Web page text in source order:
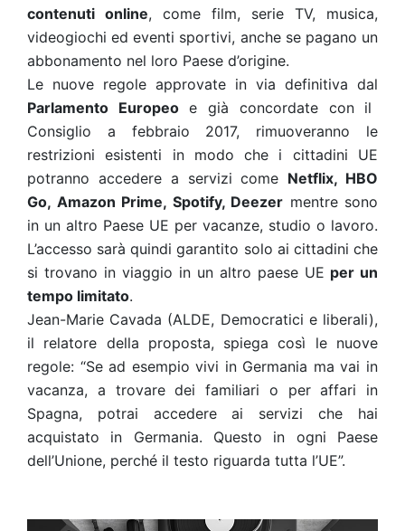
contenuti online, come film, serie TV, musica,
videogiochi ed eventi sportivi, anche se pagano un
abbonamento nel loro Paese d’origine.
Le nuove regole approvate in via definitiva dal
Parlamento Europeoe già concordate con il
Consiglio a febbraio 2017, rimuoveranno le
restrizioni esistenti in modo che i cittadini UE
potranno accedere a servizi come Netflix, HBO
Go, Amazon Prime, Spotify, Deezer mentre sono
in un altro Paese UE per vacanze, studio o lavoro.
L’accesso sarà quindi garantito solo ai cittadini che
si trovano in viaggio in un altro paese UE per un
tempo limitato.
Jean-Marie Cavada (ALDE, Democratici e liberali),
il relatore della proposta, spiega così le nuove
regole: “Se ad esempio vivi in Germania ma vai in
vacanza, a trovare dei familiari o per affari in
Spagna, potrai accedere ai servizi che hai
acquistato in Germania. Questo in ogni Paese
dell’Unione, perché il testo riguarda tutta l’UE”.